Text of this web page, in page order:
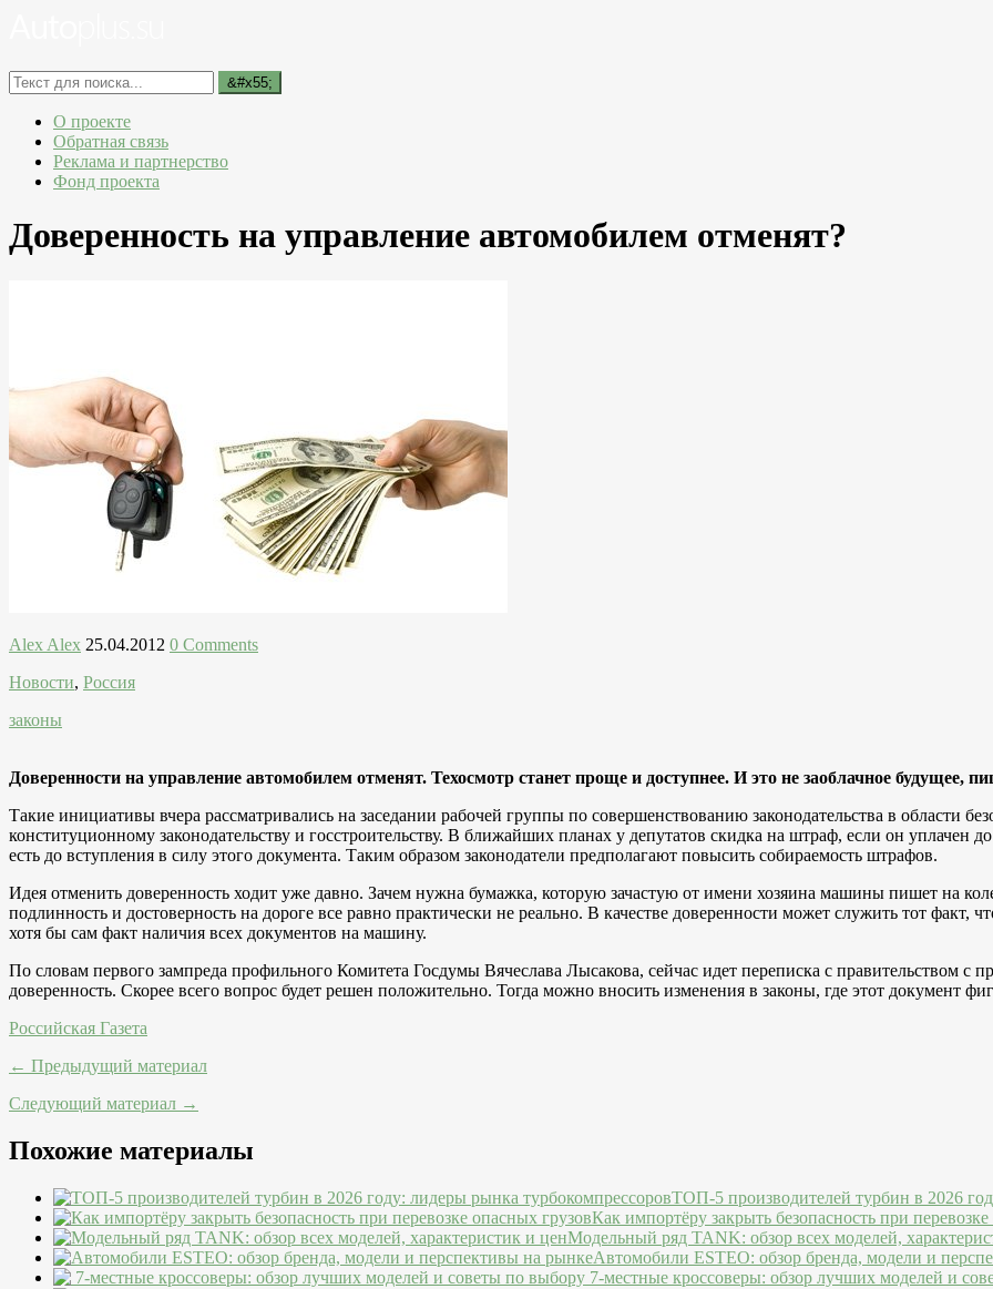
О проекте
Обратная связь
Реклама и партнерство
Фонд проекта
Доверенность на управление автомобилем отменят?
Alex Alex 25.04.2012 0 Comments
Новости, Россия
законы
Доверенности на управление автомобилем отменят. Техосмотр станет проще и доступнее. И это не заоблачное будущее,
Такие инициативы вчера рассматривались на заседании рабочей группы по совершенствованию законодательства в области
конституционному законодательству и госстроительству. В ближайших планах у депутатов скидка на штраф, если он уплачен
есть до вступления в силу этого документа. Таким образом законодатели предполагают повысить собираемость штрафов.
Идея отменить доверенность ходит уже давно. Зачем нужна бумажка, которую зачастую от имени хозяина машины пишет на
подлинность и достоверность на дороге все равно практически не реально. В качестве доверенности может служить тот
хотя бы сам факт наличия всех документов на машину.
По словам первого зампреда профильного Комитета Госдумы Вячеслава Лысакова, сейчас идет переписка с правительством с
доверенность. Скорее всего вопрос будет решен положительно. Тогда можно вносить изменения в законы, где этот документ
Российская Газета
← Предыдущий материал
Следующий материал →
Похожие материалы
ТОП-5 производителей турбин в 2026
Как импортёру закрыть безопасность при
Модельный ряд TANK: обзор всех моделей,
Автомобили ESTEO: обзор бренда, модели и
7-местные кроссоверы: обзор лучших моделей и